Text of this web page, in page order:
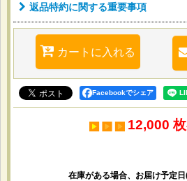
返品特約に関する重要事項
カートに入れる
Facebookでシェア
12,000
在庫がある場合、お届け予定日